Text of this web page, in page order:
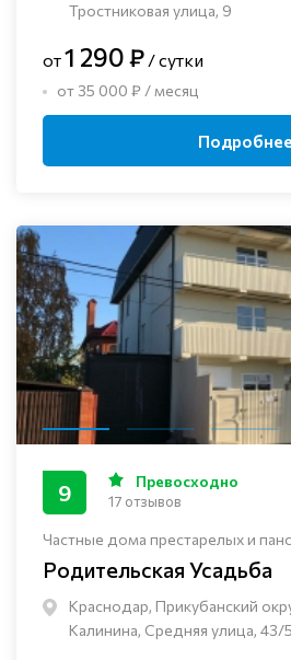
Тростниковая улица, 9
от1 290 ₽ / сутки
от 35 000 ₽ / месяц
Подробнее
Частные дома престарелых и
Родительская Усадьба
Краснодар, Прикубанский
Калинина, Средняя улица, 43/5
9 Превосходно
17 отзывов